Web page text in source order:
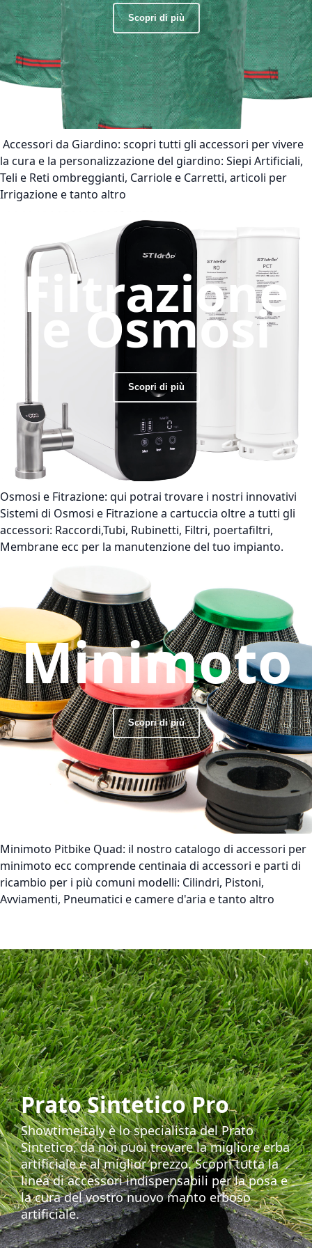
Scopri di più
Accessori da Giardino: scopri tutti gli accessori per vivere
la cura e la personalizzazione del giardino: Siepi Artificiali,
Teli e Reti ombreggianti, Carriole e Carretti, articoli per
Irrigazione e tanto altro
Filtrazione
e Osmosi
Scopri di più
Osmosi e Fitrazione: qui potrai trovare i nostri innovativi
Sistemi di Osmosi e Fitrazione a cartuccia oltre a tutti gli
accessori: Raccordi,Tubi, Rubinetti, Filtri, poertafiltri,
Membrane ecc per la manutenzione del tuo impianto.
Minimoto
Scopri di più
Minimoto Pitbike Quad: il nostro catalogo di accessori per
minimoto ecc comprende centinaia di accessori e parti di
ricambio per i più comuni modelli: Cilindri, Pistoni,
Avviamenti, Pneumatici e camere d'aria e tanto altro
Prato Sintetico Pro
Showtimeitaly è lo specialista del Prato
Sintetico, da noi puoi trovare la migliore erba
artificiale e al miglior prezzo. Scopri tutta la
linea di accessori indispensabili per la posa e
la cura del vostro nuovo manto erboso
artificiale.